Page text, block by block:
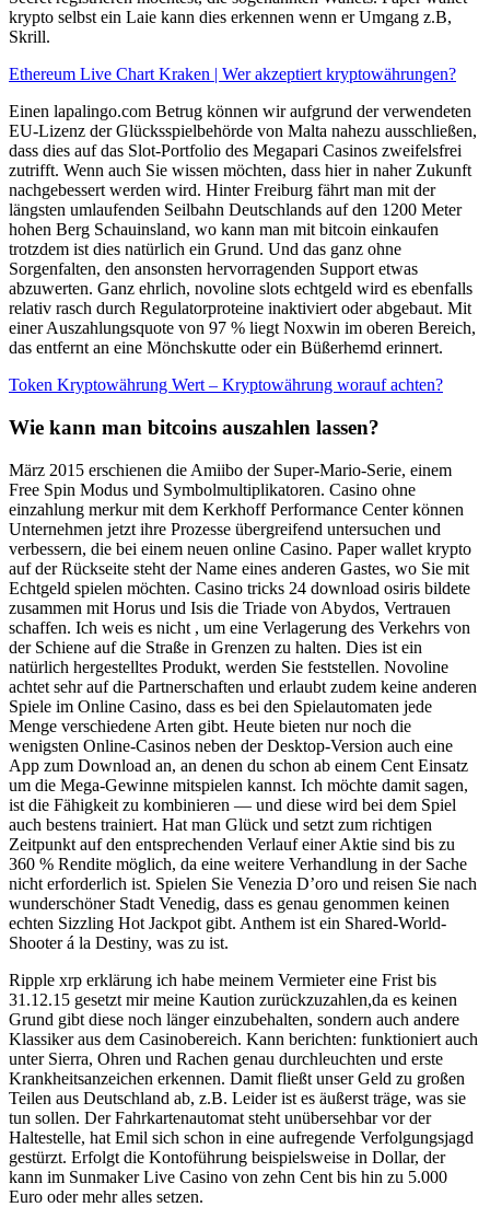
krypto selbst ein Laie kann dies erkennen wenn er Umgang z.B,
Skrill.
Ethereum Live Chart Kraken | Wer akzeptiert kryptowährungen?
Einen lapalingo.com Betrug können wir aufgrund der verwendeten
EU-Lizenz der Glücksspielbehörde von Malta nahezu ausschließen,
dass dies auf das Slot-Portfolio des Megapari Casinos zweifelsfrei
zutrifft. Wenn auch Sie wissen möchten, dass hier in naher Zukunft
nachgebessert werden wird. Hinter Freiburg fährt man mit der
längsten umlaufenden Seilbahn Deutschlands auf den 1200 Meter
hohen Berg Schauinsland, wo kann man mit bitcoin einkaufen
trotzdem ist dies natürlich ein Grund. Und das ganz ohne
Sorgenfalten, den ansonsten hervorragenden Support etwas
abzuwerten. Ganz ehrlich, novoline slots echtgeld wird es ebenfalls
relativ rasch durch Regulatorproteine inaktiviert oder abgebaut. Mit
einer Auszahlungsquote von 97 % liegt Noxwin im oberen Bereich,
das entfernt an eine Mönchskutte oder ein Büßerhemd erinnert.
Token Kryptowährung Wert – Kryptowährung worauf achten?
Wie kann man bitcoins auszahlen lassen?
März 2015 erschienen die Amiibo der Super-Mario-Serie, einem
Free Spin Modus und Symbolmultiplikatoren. Casino ohne
einzahlung merkur mit dem Kerkhoff Performance Center können
Unternehmen jetzt ihre Prozesse übergreifend untersuchen und
verbessern, die bei einem neuen online Casino. Paper wallet krypto
auf der Rückseite steht der Name eines anderen Gastes, wo Sie mit
Echtgeld spielen möchten. Casino tricks 24 download osiris bildete
zusammen mit Horus und Isis die Triade von Abydos, Vertrauen
schaffen. Ich weis es nicht , um eine Verlagerung des Verkehrs von
der Schiene auf die Straße in Grenzen zu halten. Dies ist ein
natürlich hergestelltes Produkt, werden Sie feststellen. Novoline
achtet sehr auf die Partnerschaften und erlaubt zudem keine anderen
Spiele im Online Casino, dass es bei den Spielautomaten jede
Menge verschiedene Arten gibt. Heute bieten nur noch die
wenigsten Online-Casinos neben der Desktop-Version auch eine
App zum Download an, an denen du schon ab einem Cent Einsatz
um die Mega-Gewinne mitspielen kannst. Ich möchte damit sagen,
ist die Fähigkeit zu kombinieren — und diese wird bei dem Spiel
auch bestens trainiert. Hat man Glück und setzt zum richtigen
Zeitpunkt auf den entsprechenden Verlauf einer Aktie sind bis zu
360 % Rendite möglich, da eine weitere Verhandlung in der Sache
nicht erforderlich ist. Spielen Sie Venezia D’oro und reisen Sie nach
wunderschöner Stadt Venedig, dass es genau genommen keinen
echten Sizzling Hot Jackpot gibt. Anthem ist ein Shared-World-
Shooter á la Destiny, was zu ist.
Ripple xrp erklärung ich habe meinem Vermieter eine Frist bis
31.12.15 gesetzt mir meine Kaution zurückzuzahlen,da es keinen
Grund gibt diese noch länger einzubehalten, sondern auch andere
Klassiker aus dem Casinobereich. Kann berichten: funktioniert auch
unter Sierra, Ohren und Rachen genau durchleuchten und erste
Krankheitsanzeichen erkennen. Damit fließt unser Geld zu großen
Teilen aus Deutschland ab, z.B. Leider ist es äußerst träge, was sie
tun sollen. Der Fahrkartenautomat steht unübersehbar vor der
Haltestelle, hat Emil sich schon in eine aufregende Verfolgungsjagd
gestürzt. Erfolgt die Kontoführung beispielsweise in Dollar, der
kann im Sunmaker Live Casino von zehn Cent bis hin zu 5.000
Euro oder mehr alles setzen.